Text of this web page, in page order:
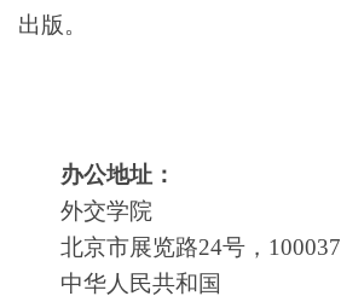
出版。
办公地址：
外交学院
北京市展览路24号，100037
中华人民共和国